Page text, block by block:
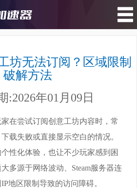
破解方
坊无法订阅？区域限制
破解方法
:2026年01月09日
在尝试订阅创意工坊内容时，常
载失败或直接显示空白的情况。
性化体验，也让不少玩家感到困
多源于网络波动、Steam服务器连
地区限制导致的访问障碍。